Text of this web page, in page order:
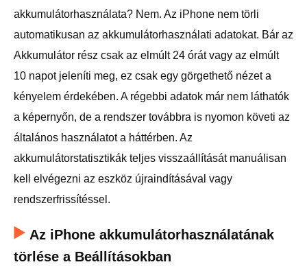
akkumulátorhasználata? Nem. Az iPhone nem törli
automatikusan az akkumulátorhasználati adatokat. Bár az
Akkumulátor rész csak az elmúlt 24 órát vagy az elmúlt
10 napot jeleníti meg, ez csak egy görgethető nézet a
kényelem érdekében. A régebbi adatok már nem láthatók
a képernyőn, de a rendszer továbbra is nyomon követi az
általános használatot a háttérben. Az
akkumulátorstatisztikák teljes visszaállítását manuálisan
kell elvégezni az eszköz újraindításával vagy
rendszerfrissítéssel.
Az iPhone akkumulátorhasználatának
törlése a Beállításokban